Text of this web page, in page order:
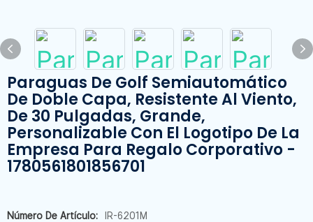
Paraguas De Golf Semiautomático
De Doble Capa, Resistente Al Viento,
De 30 Pulgadas, Grande,
Personalizable Con El Logotipo De La
Empresa Para Regalo Corporativo -
1780561801856701
Número De Artículo: IR-6201M